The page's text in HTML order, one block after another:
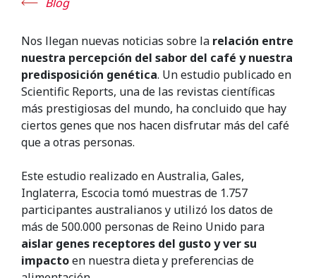
Nos llegan nuevas noticias sobre la relación entre
nuestra percepción del sabor del café y nuestra
predisposición genética. Un estudio publicado en
Scientific Reports, una de las revistas científicas
más prestigiosas del mundo, ha concluido que hay
ciertos genes que nos hacen disfrutar más del café
que a otras personas.
Este estudio realizado en Australia, Gales,
Inglaterra, Escocia tomó muestras de 1.757
participantes australianos y utilizó los datos de
más de 500.000 personas de Reino Unido para
aislar genes receptores del gusto y ver su
impactoen nuestra dieta y preferencias de